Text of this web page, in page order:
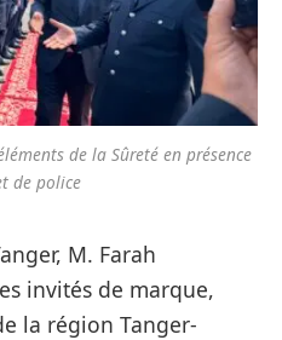
de la Sûreté en présence
de police
M. Farah
invités de marque,
la région Tanger-